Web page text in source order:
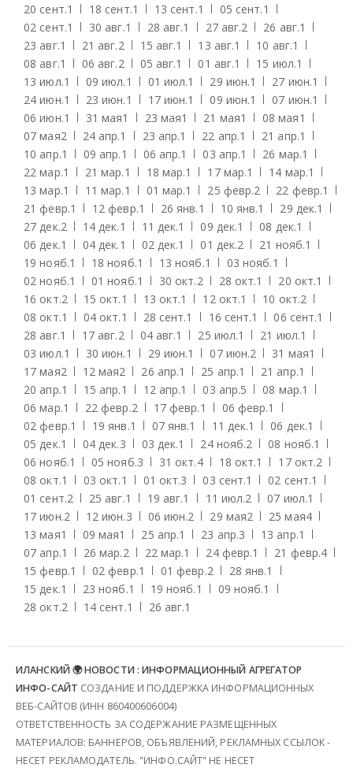
20 сент.1 18 сент.1 13 сент.1 05 сент.1
02 сент.1 30 авг.1 28 авг.1 27 авг.2 26 авг.1
23 авг.1 21 авг.2 15 авг.1 13 авг.1 10 авг.1
08 авг.1 06 авг.2 05 авг.1 01 авг.1 15 июл.1
13 июл.1 09 июл.1 01 июл.1 29 июн.1 27 июн.1
24 июн.1 23 июн.1 17 июн.1 09 июн.1 07 июн.1
06 июн.1 31 мая1 23 мая1 21 мая1 08 мая1
07 мая2 24 апр.1 23 апр.1 22 апр.1 21 апр.1
10 апр.1 09 апр.1 06 апр.1 03 апр.1 26 мар.1
22 мар.1 21 мар.1 18 мар.1 17 мар.1 14 мар.1
13 мар.1 11 мар.1 01 мар.1 25 февр.2 22 февр.1
21 февр.1 12 февр.1 26 янв.1 10 янв.1 29 дек.1
27 дек.2 14 дек.1 11 дек.1 09 дек.1 08 дек.1
06 дек.1 04 дек.1 02 дек.1 01 дек.2 21 нояб.1
19 нояб.1 18 нояб.1 13 нояб.1 03 нояб.1
02 нояб.1 01 нояб.1 30 окт.2 28 окт.1 20 окт.1
16 окт.2 15 окт.1 13 окт.1 12 окт.1 10 окт.2
08 окт.1 04 окт.1 28 сент.1 16 сент.1 06 сент.1
28 авг.1 17 авг.2 04 авг.1 25 июл.1 21 июл.1
03 июл.1 30 июн.1 29 июн.1 07 июн.2 31 мая1
17 мая2 12 мая2 26 апр.1 25 апр.1 21 апр.1
20 апр.1 15 апр.1 12 апр.1 03 апр.5 08 мар.1
06 мар.1 22 февр.2 17 февр.1 06 февр.1
02 февр.1 19 янв.1 07 янв.1 11 дек.1 06 дек.1
05 дек.1 04 дек.3 03 дек.1 24 нояб.2 08 нояб.1
06 нояб.1 05 нояб.3 31 окт.4 18 окт.1 17 окт.2
08 окт.1 03 окт.1 01 окт.3 03 сент.1 02 сент.1
01 сент.2 25 авг.1 19 авг.1 11 июл.2 07 июл.1
17 июн.2 12 июн.3 06 июн.2 29 мая2 25 мая4
13 мая1 09 мая1 25 апр.1 23 апр.3 13 апр.1
07 апр.1 26 мар.2 22 мар.1 24 февр.1 21 февр.4
15 февр.1 02 февр.1 01 февр.2 28 янв.1
15 дек.1 23 нояб.1 19 нояб.1 09 нояб.1
28 окт.2 14 сент.1 26 авг.1
ИЛАНСКИЙ 🌍 НОВОСТИ : ИНФОРМАЦИОННЫЙ АГРЕГАТОР
ИНФО-САЙТ СОЗДАНИЕ И ПОДДЕРЖКА ИНФОРМАЦИОННЫХ
ВЕБ-САЙТОВ (ИНН 860400606004)
ОТВЕТСТВЕННОСТЬ ЗА СОДЕРЖАНИЕ РАЗМЕЩЕННЫХ
МАТЕРИАЛОВ: БАННЕРОВ, ОБЪЯВЛЕНИЙ, РЕКЛАМНЫХ ССЫЛОК -
НЕСЕТ РЕКЛАМОДАТЕЛЬ. "ИНФО.САЙТ" НЕ НЕСЕТ